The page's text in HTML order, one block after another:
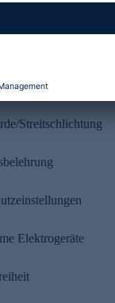
Streitschlichtung
Elektrogeräte